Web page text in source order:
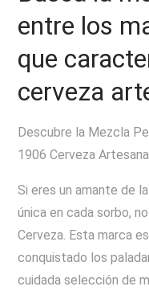
entre los
que
cerveza
Descubre la Mezcla
1906 Cerveza
Si eres un amante de
única en cada sorbo,
Cerveza. Esta marca
conquistado los
cuidada selección de